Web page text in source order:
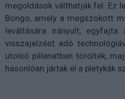
megoldások válthatják fel. Ez
Bongo, amely a megszokott
leváltására irányult,
visszajelzést adó
utolsó pillanatban törölték,
hasonlóan jártak el a pletykák